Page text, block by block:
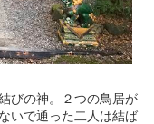
びの神。２つの鳥居が
いで通った二人は結ば